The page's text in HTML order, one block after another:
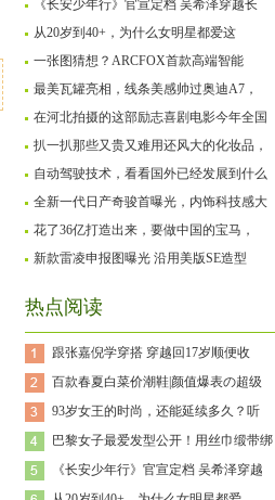
《长安少年行》官宣定档 吴希泽穿越长
从20岁到40+，为什么女明星都爱这
一张图猜想？ARCFOX首款高端智能
最美瓦罐亮相，线条美感帅过奥迪A7，
在河北拍摄的这部励志喜剧电影今年全国
扒一扒那些又贵又难用还风大的化妆品，
自动驾驶技术，看看国外已经发展到什么
全新一代日产奇骏首曝光，内饰科技感大
花了36亿打造出来，要做中国的宝马，
新款雷凌申报图曝光 沿用美版SE造型
热点阅读
跟张嘉倪学穿搭 穿越回17岁顺便收
百款春夏白菜价潮鞋|颜值爆表の超级
93岁女王的时尚，还能延续多久？听
巴黎女子最爱发型公开！用丝巾缎带绑
《长安少年行》官宣定档 吴希泽穿越